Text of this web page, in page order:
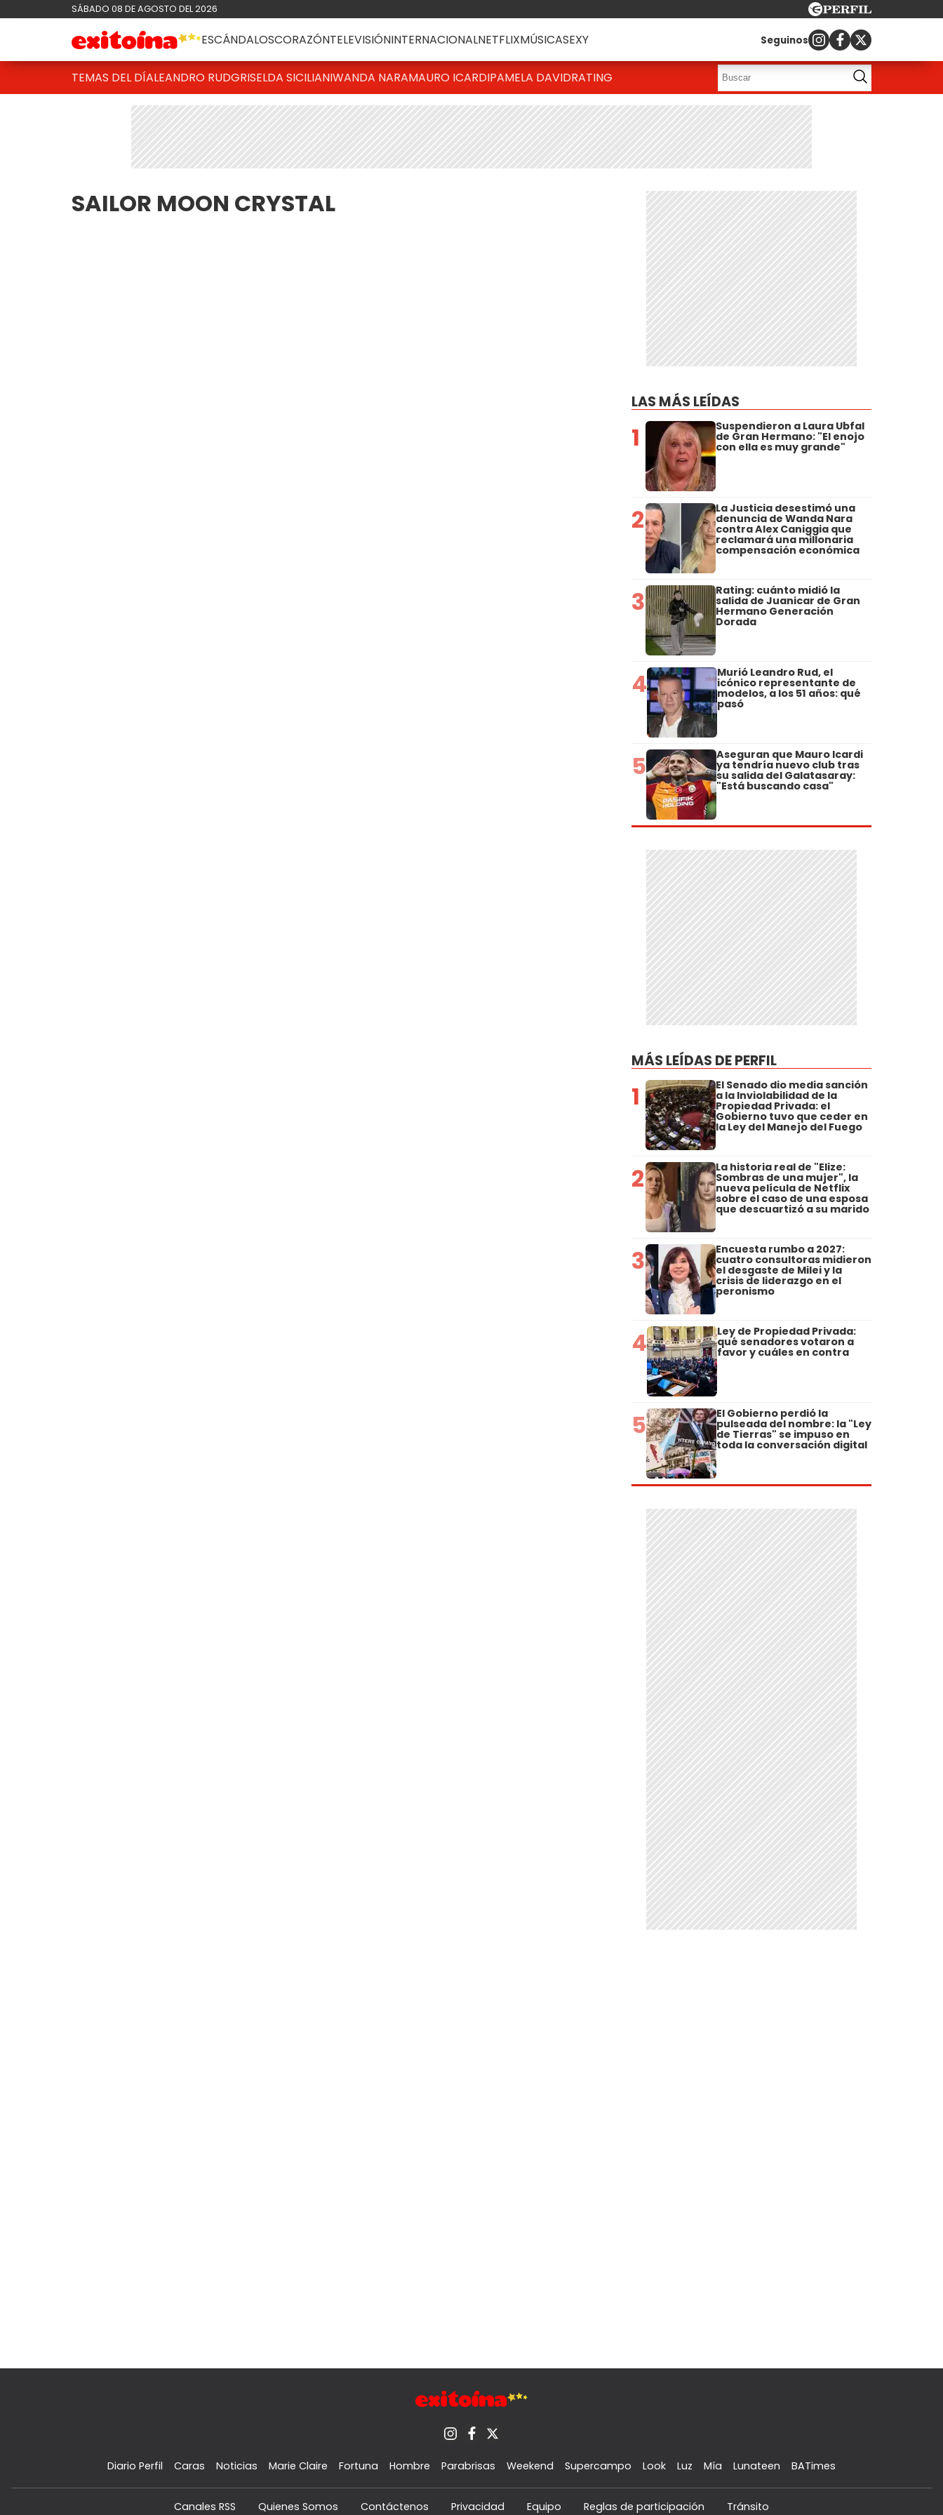
SÁBADO 08 DE AGOSTO DEL 2026
ESCÁNDALOSCORAZÓNTELEVISIÓNINTERNACIONALNETFLIXMÚSICASEXY Seguinos
TEMAS DEL DÍALEANDRO RUDGRISELDA SICILIANIWANDA NARAMAURO ICARDIPAMELA DAVIDRATING
SAILOR MOON CRYSTAL
LAS MÁS LEÍDAS
1 Suspendieron a Laura Ubfal
de Gran Hermano: "El enojo
con ella es muy grande"
2 La Justicia desestimó una
denuncia de Wanda Nara
contra Alex Caniggia que
reclamará una millonaria
compensación económica
3 Rating: cuánto midió la
salida de Juanicar de Gran
Hermano Generación
Dorada
4 Murió Leandro Rud, el
icónico representante de
modelos, a los 51 años: qué
pasó
5 Aseguran que Mauro Icardi
ya tendría nuevo club tras
su salida del Galatasaray:
"Está buscando casa"
MÁS LEÍDAS DE PERFIL
1 El Senado dio media sanción
a la Inviolabilidad de la
Propiedad Privada: el
Gobierno tuvo que ceder en
la Ley del Manejo del Fuego
2 La historia real de "Elize:
Sombras de una mujer", la
nueva película de Netflix
sobre el caso de una esposa
que descuartizó a su marido
3 Encuesta rumbo a 2027:
cuatro consultoras midieron
el desgaste de Milei y la
crisis de liderazgo en el
peronismo
4 Ley de Propiedad Privada:
qué senadores votaron a
favor y cuáles en contra
5 El Gobierno perdió la
pulseada del nombre: la "Ley
de Tierras" se impuso en
toda la conversación digital
Diario Perfil Caras Noticias Marie Claire Fortuna Hombre Parabrisas Weekend Supercampo Look Luz Mía Lunateen BATimes
Canales RSS Quienes Somos Contáctenos Privacidad Equipo Reglas de participación Tránsito